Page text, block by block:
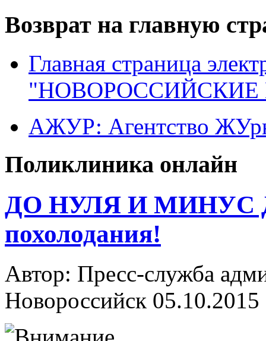
Возврат на главную
Главная страница
"НОВОРОССИЙСКИЕ
АЖУР: Агентство
Поликлиника онлайн
ДО НУЛЯ И МИНУС
похолодания!
Автор: Пресс-служба
Новороссийск